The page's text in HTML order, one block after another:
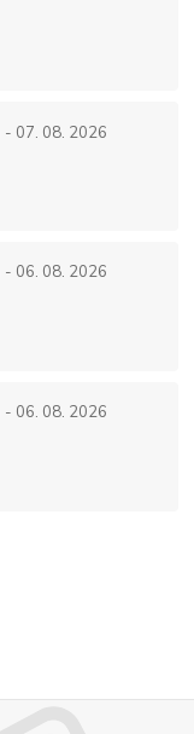
- 07. 08. 2026
- 06. 08. 2026
- 06. 08. 2026